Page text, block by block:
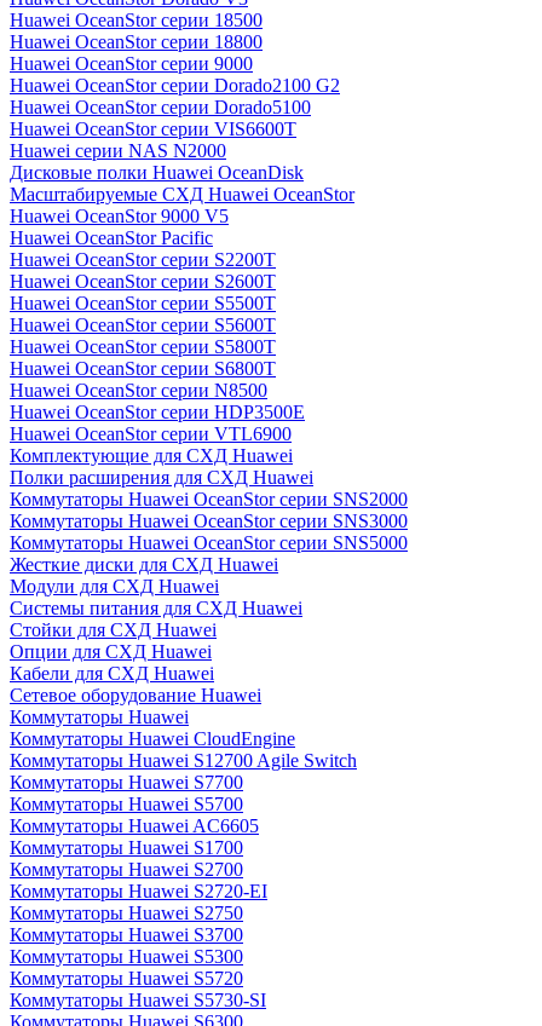
Huawei OceanStor серии 18500
Huawei OceanStor серии 18800
Huawei OceanStor серии 9000
Huawei OceanStor серии Dorado2100 G2
Huawei OceanStor серии Dorado5100
Huawei OceanStor серии VIS6600T
Huawei серии NAS N2000
Дисковые полки Huawei OceanDisk
Масштабируемые СХД Huawei OceanStor
Huawei OceanStor 9000 V5
Huawei OceanStor Pacific
Huawei OceanStor серии S2200T
Huawei OceanStor серии S2600T
Huawei OceanStor серии S5500T
Huawei OceanStor серии S5600T
Huawei OceanStor серии S5800T
Huawei OceanStor серии S6800T
Huawei OceanStor серии N8500
Huawei OceanStor серии HDP3500E
Huawei OceanStor серии VTL6900
Комплектующие для СХД Huawei
Полки расширения для СХД Huawei
Коммутаторы Huawei OceanStor серии SNS2000
Коммутаторы Huawei OceanStor серии SNS3000
Коммутаторы Huawei OceanStor серии SNS5000
Жесткие диски для СХД Huawei
Модули для СХД Huawei
Системы питания для СХД Huawei
Стойки для СХД Huawei
Опции для СХД Huawei
Кабели для СХД Huawei
Сетевое оборудование Huawei
Коммутаторы Huawei
Коммутаторы Huawei CloudEngine
Коммутаторы Huawei S12700 Agile Switch
Коммутаторы Huawei S7700
Коммутаторы Huawei S5700
Коммутаторы Huawei AC6605
Коммутаторы Huawei S1700
Коммутаторы Huawei S2700
Коммутаторы Huawei S2720-EI
Коммутаторы Huawei S2750
Коммутаторы Huawei S3700
Коммутаторы Huawei S5300
Коммутаторы Huawei S5720
Коммутаторы Huawei S5730-SI
Коммутаторы Huawei S6300